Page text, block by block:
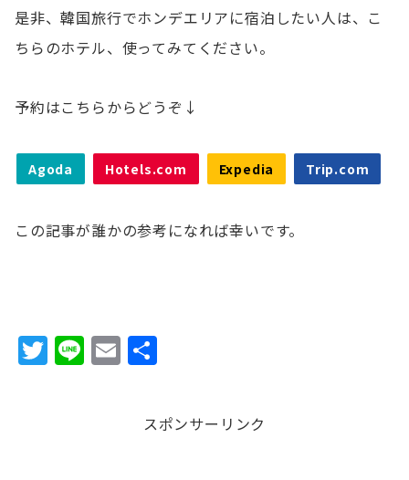
是非、韓国旅行でホンデエリアに宿泊したい人は、こ
ちらのホテル、使ってみてください。
予約はこちらからどうぞ↓
Agoda Hotels.com Expedia Trip.com
この記事が誰かの参考になれば幸いです。
T
w
Li
n
E
m
aiスポンサーリンク